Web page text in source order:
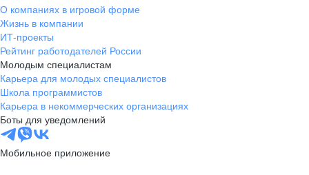
Новосибирск
ул. Большевистская, д. 35,
помещение 21
+7 383 207-94-64
pr@nsk.hh.ru
Минск
пр-т Дзержинского, д. 57,
10 этаж, помещение 45-1
О компаниях в игровой форме
Жизнь в компании
ИТ-проекты
Рейтинг работодателей России
Молодым специалистам
Карьера для молодых специалистов
Школа программистов
Карьера в некоммерческих организациях
Боты для уведомлений
Мобильное приложение